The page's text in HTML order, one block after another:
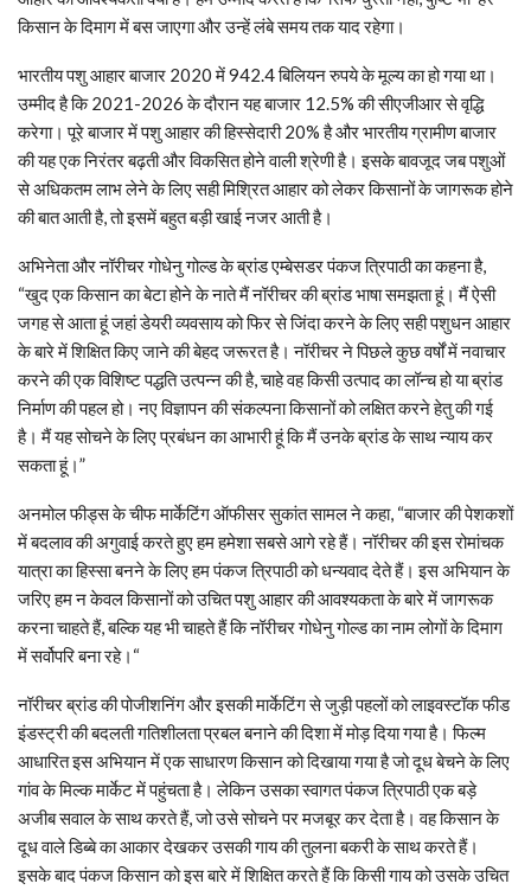
किसान के दिमाग में बस जाएगा और उन्हें लंबे समय तक याद रहेगा।
भारतीय पशु आहार बाजार 2020 में 942.4 बिलियन रुपये के मूल्य का हो गया था।
उम्मीद है कि 2021-2026 के दौरान यह बाजार 12.5% की सीएजीआर से वृद्धि
करेगा। पूरे बाजार में पशु आहार की हिस्सेदारी 20% है और भारतीय ग्रामीण बाजार
की यह एक निरंतर बढ़ती और विकसित होने वाली श्रेणी है। इसके बावजूद जब पशुओं
से अधिकतम लाभ लेने के लिए सही मिश्रित आहार को लेकर किसानों के जागरूक होने
की बात आती है, तो इसमें बहुत बड़ी खाई नजर आती है।
अभिनेता और नॉरीचर गोधेनु गोल्ड के ब्रांड एम्बेसडर पंकज त्रिपाठी का कहना है,
“खुद एक किसान का बेटा होने के नाते मैं नॉरीचर की ब्रांड भाषा समझता हूं। मैं ऐसी
जगह से आता हूं जहां डेयरी व्यवसाय को फिर से जिंदा करने के लिए सही पशुधन आहार
के बारे में शिक्षित किए जाने की बेहद जरूरत है। नॉरीचर ने पिछले कुछ वर्षों में नवाचार
करने की एक विशिष्ट पद्धति उत्पन्न की है, चाहे वह किसी उत्पाद का लॉन्च हो या ब्रांड
निर्माण की पहल हो। नए विज्ञापन की संकल्पना किसानों को लक्षित करने हेतु की गई
है। मैं यह सोचने के लिए प्रबंधन का आभारी हूं कि मैं उनके ब्रांड के साथ न्याय कर
सकता हूं।”
अनमोल फीड्स के चीफ मार्केटिंग ऑफीसर सुकांत सामल ने कहा, “बाजार की पेशकशों
में बदलाव की अगुवाई करते हुए हम हमेशा सबसे आगे रहे हैं। नॉरीचर की इस रोमांचक
यात्रा का हिस्सा बनने के लिए हम पंकज त्रिपाठी को धन्यवाद देते हैं। इस अभियान के
जरिए हम न केवल किसानों को उचित पशु आहार की आवश्यकता के बारे में जागरूक
करना चाहते हैं, बल्कि यह भी चाहते हैं कि नॉरीचर गोधेनु गोल्ड का नाम लोगों के दिमाग
में सर्वोपरि बना रहे।“
नॉरीचर ब्रांड की पोजीशनिंग और इसकी मार्केटिंग से जुड़ी पहलों को लाइवस्टॉक फीड
इंडस्ट्री की बदलती गतिशीलता प्रबल बनाने की दिशा में मोड़ दिया गया है। फिल्म
आधारित इस अभियान में एक साधारण किसान को दिखाया गया है जो दूध बेचने के लिए
गांव के मिल्क मार्केट में पहुंचता है। लेकिन उसका स्वागत पंकज त्रिपाठी एक बड़े
अजीब सवाल के साथ करते हैं, जो उसे सोचने पर मजबूर कर देता है। वह किसान के
दूध वाले डिब्बे का आकार देखकर उसकी गाय की तुलना बकरी के साथ करते हैं।
इसके बाद पंकज किसान को इस बारे में शिक्षित करते हैं कि किसी गाय को उसके उचित